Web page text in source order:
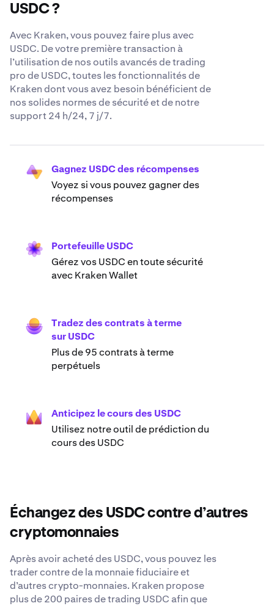
USDC ?
Avec Kraken, vous pouvez faire plus avec
USDC. De votre première transaction à
l’utilisation de nos outils avancés de trading
pro de USDC, toutes les fonctionnalités de
Kraken dont vous avez besoin bénéficient de
nos solides normes de sécurité et de notre
support 24 h/24, 7 j/7.
Gagnez USDC des récompenses
Voyez si vous pouvez gagner des
récompenses
Portefeuille USDC
Gérez vos USDC en toute sécurité
avec Kraken Wallet
Tradez des contrats à terme
sur USDC
Plus de 95 contrats à terme
perpétuels
Anticipez le cours des USDC
Utilisez notre outil de prédiction du
cours des USDC
Échangez des USDC contre d’autres
cryptomonnaies
Après avoir acheté des USDC, vous pouvez les
trader contre de la monnaie fiduciaire et
d’autres crypto-monnaies. Kraken propose
plus de 200 paires de trading USDC afin que